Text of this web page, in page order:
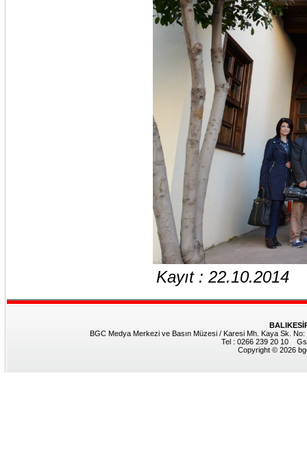
Kayıt : 22.10.2014
BGC Medya Merkezi ve Basın Müzesi / Karesi Mh. Kaya Sk.
Tel : 0266 239 20 10
Copyright © 2026